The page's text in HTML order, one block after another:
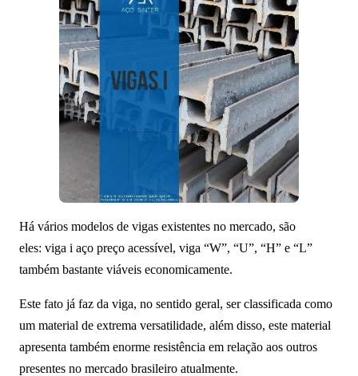
Há vários modelos de vigas existentes no mercado, são
eles: viga i aço preço acessível, viga “W”, “U”, “H” e “L”
também bastante viáveis economicamente.
Este fato já faz da viga, no sentido geral, ser classificada como
um material de extrema versatilidade, além disso, este material
apresenta também enorme resistência em relação aos outros
presentes no mercado brasileiro atualmente.